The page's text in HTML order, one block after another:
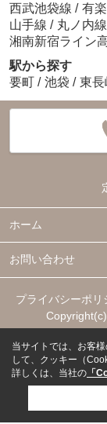
西武池袋線 / 有
山手線 / 丸ノ内線
湘南新宿ライン
駅から探す
要町 / 池袋 / 東長
ホーム
お問い合わせ
プライバシーポリ
当サイトでは、お客
して、クッキー（
詳しくは、当社の 「